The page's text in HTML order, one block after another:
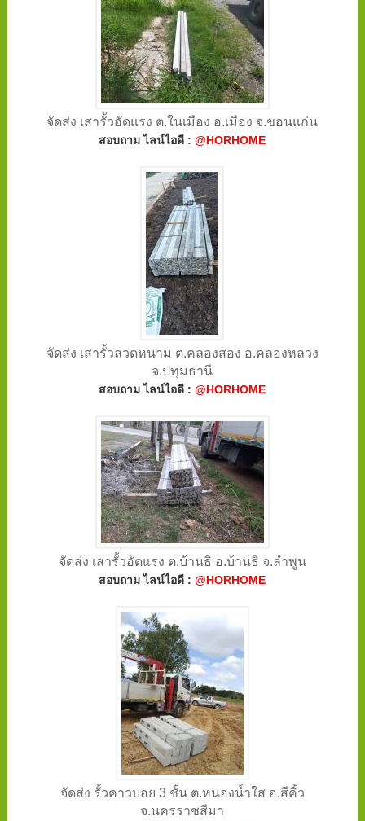
จัดส่ง เสารั้วอัดแรง ต.ในเมือง อ.เมือง จ.ขอนแก่น
สอบถาม ไลน์ไอดี :@HORHOME
จัดส่ง เสารั้วลวดหนาม ต.คลองสอง อ.คลองหลวง
จ.ปทุมธานี
สอบถาม ไลน์ไอดี :@HORHOME
จัดส่ง เสารั้วอัดแรง ต.บ้านธิ อ.บ้านธิ จ.ลำพูน
สอบถาม ไลน์ไอดี :@HORHOME
จัดส่ง รั้วคาวบอย 3 ชั้น ต.หนองน้ำใส อ.สีคิ้ว
จ.นครราชสีมา